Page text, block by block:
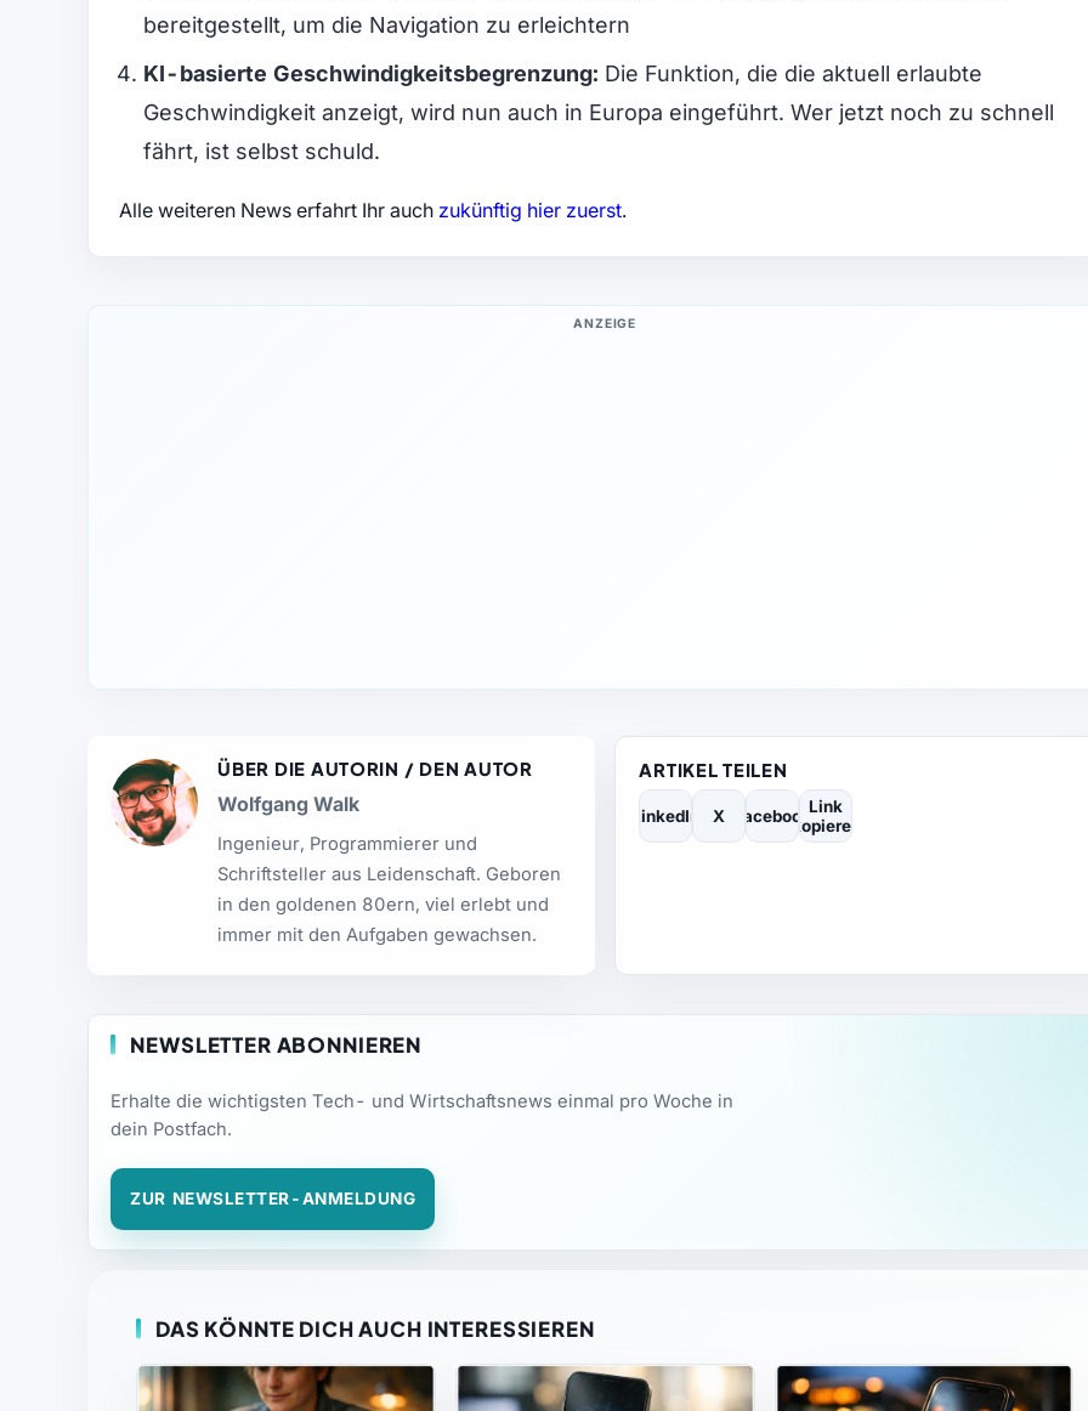
bereitgestellt, um die Navigation zu erleichtern​​
KI-basierte Geschwindigkeitsbegrenzung: Die Funktion, die die aktuell erlaubte
Geschwindigkeit anzeigt, wird nun auch in Europa eingeführt. Wer jetzt noch zu schnell
fährt, ist selbst schuld.
Alle weiteren News erfahrt Ihr auch zukünftig hier zuerst.
ANZEIGE
ÜBER DIE AUTORIN / DEN AUTOR
Wolfgang Walk
Ingenieur, Programmierer und
Schriftsteller aus Leidenschaft. Geboren
in den goldenen 80ern, viel erlebt und
immer mit den Aufgaben gewachsen.
ARTIKEL TEILEN
LinkedIn X FacebookLink
kopieren
NEWSLETTER ABONNIEREN
Erhalte die wichtigsten Tech- und Wirtschaftsnews einmal pro Woche in
dein Postfach.
ZUR NEWSLETTER-ANMELDUNG
DAS KÖNNTE DICH AUCH INTERESSIEREN